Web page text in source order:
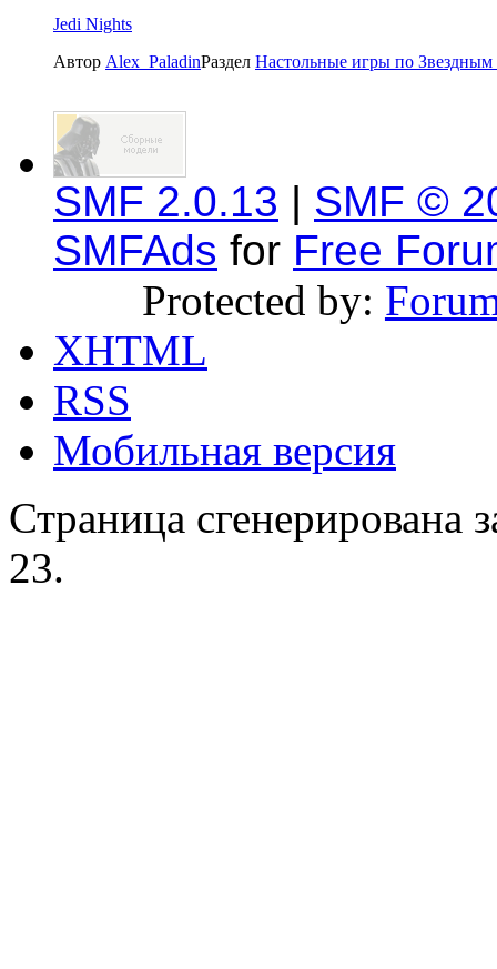
Jedi Nights
Автор Alex_PaladinРаздел Настольные игры по
SMF 2.0.13 | SMF ©
SMFAds for Free
Protected by:
XHTML
RSS
Мобильная версия
Страница сгенерирована
23.